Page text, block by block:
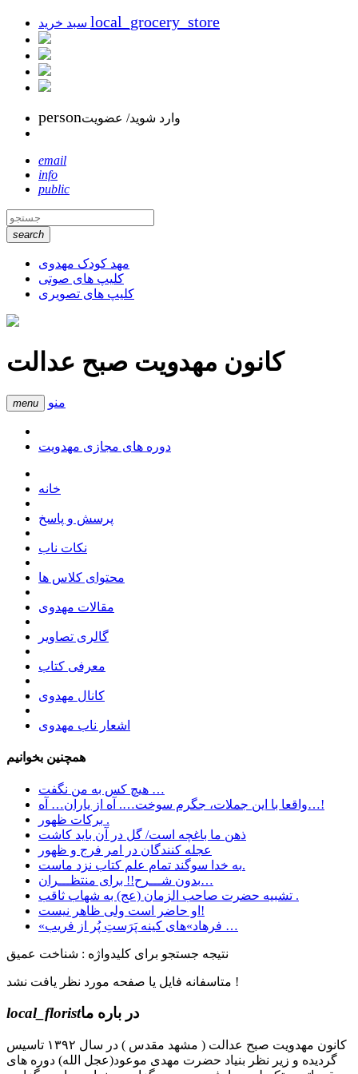
local_grocery_store
personوارد شوید/ عضویت
email
info
public
search
مهد کودک مهدوی
کلیپ های صوتی
کلیپ های تصویری
کانون مهدویت صبح عدالت
menu منو
دوره های مجازی مهدویت
خانه
پرسش و پاسخ
نکات ناب
محتوای کلاس ها
مقالات مهدوی
گالری تصاویر
معرفی کتاب
کانال مهدوی
اشعار ناب مهدوی
همچنین بخوانیم
هیچ کس به من نگفت …
واقعا با این جملات، جگرم سوخت…. آه از یاران… آه…!
برکات ظهور .
ﺫﻫﻦ ﻣﺎ ﺑﺎﻏﭽﻪ ﺍﺳﺖ/ ﮔﻞ ﺩﺭ ﺁﻥ ﺑﺎﯾﺪ ﮐﺎﺷﺖ
عجله کنندگان در امر فرج و ظهور
به خدا سوگند تمام علم کتاب نزد ماست.
بدون شـــرح!! برای منتظـــران…
تشبیه حضرت صاحب الزمان (عج) به شهاب ثاقب .
او حاضر است ولی ظاهر نیست!
«فرهاد»های کینه پَرَستِ پُر از فریب …
نتیجه جستجو برای کلیدواژه : شناخت عمیق
متاسفانه فایل یا صفحه مورد نظر یافت نشد !
local_floristدر باره ما
کانون مهدویت صبح عدالت ( مشهد مقدس ) در سال ۱۳۹۲ تاسیس
گردیده و زیر نظر بنیاد حضرت مهدی موعود(عجل الله) دوره های